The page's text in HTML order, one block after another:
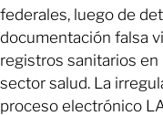
federales, luego de
documentación falsa
registros sanitarios
sector salud. La
proceso electrónico